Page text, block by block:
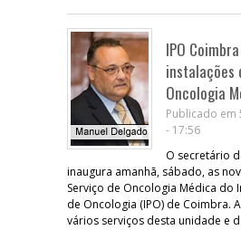
IPO
instalações
Oncologia
Publicado em
- 17:56
O secretário
inaugura amanhã, sábado, as
Serviço de Oncologia Médica do
de Oncologia (IPO) de Coimbra.
vários serviços desta unidade e